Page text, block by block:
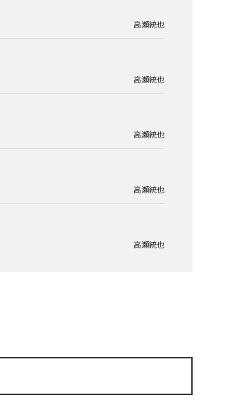
高瀬統也
高瀬統也
高瀬統也
高瀬統也
高瀬統也